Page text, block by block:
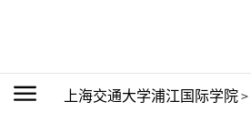
上海交通大学浦江国际学院>